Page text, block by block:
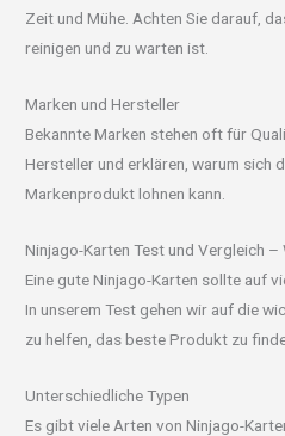
Zeit und Mühe. Achten Sie darauf,
reinigen und zu warten ist.
Marken und Hersteller
Bekannte Marken stehen oft für
Hersteller und erklären, warum sich
Markenprodukt lohnen kann.
Ninjago-Karten Test und Vergleich –
Eine gute Ninjago-Karten sollte auf
In unserem Test gehen wir auf die
zu helfen, das beste Produkt zu
Unterschiedliche Typen
Es gibt viele Arten von Ninjago-